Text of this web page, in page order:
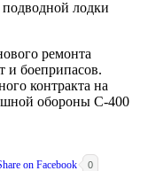
подводной лодки
ремонта
и боеприпасов.
контракта на
обороны С-400
0